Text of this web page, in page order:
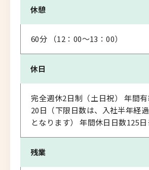
休憩
60分 （12：00～13：00）
休日
完全週休2日制（土日祝） 年間
20日（下限日数は、入社半年経
となります） 年間休日日数125
残業